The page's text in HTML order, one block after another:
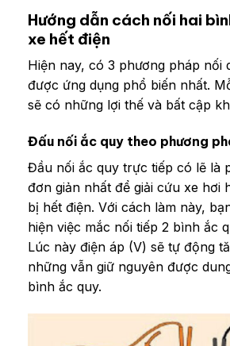
Hướng dẫn cách nối hai
xe hết điện
Hiện nay, có 3 phương pháp nối
được ứng dụng phổ biến nhất.
sẽ có những lợi thế và bất cập
Đấu nối ắc quy theo phương
Đầu nối ắc quy trực tiếp có lẽ là
đơn giản nhất để giải cứu xe hơi
bị hết điện. Với cách làm này,
hiện việc mắc nối tiếp 2 bình ắc
Lúc này điện áp (V) sẽ tự động
những vẫn giữ nguyên được
bình ắc quy.